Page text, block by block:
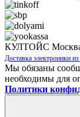
КУЛТОЙС
Доставка электроники
Мы обязаны
необходимы для
Политики